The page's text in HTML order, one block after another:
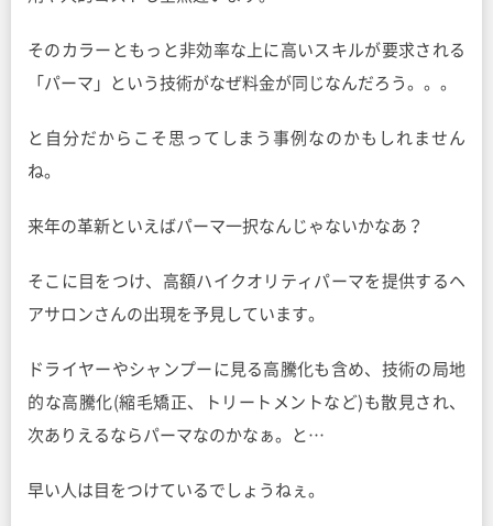
そのカラーともっと非効率な上に高いスキルが要求される
「パーマ」という技術がなぜ料金が同じなんだろう。。。
と自分だからこそ思ってしまう事例なのかもしれません
ね。
来年の革新といえばパーマ一択なんじゃないかなあ？
そこに目をつけ、高額ハイクオリティパーマを提供するヘ
アサロンさんの出現を予見しています。
ドライヤーやシャンプーに見る高騰化も含め、技術の局地
的な高騰化(縮毛矯正、トリートメントなど)も散見され、
次ありえるならパーマなのかなぁ。と…
早い人は目をつけているでしょうねぇ。